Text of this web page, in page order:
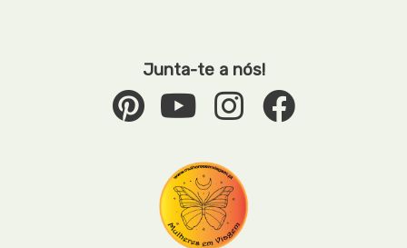
Junta-te a nós!